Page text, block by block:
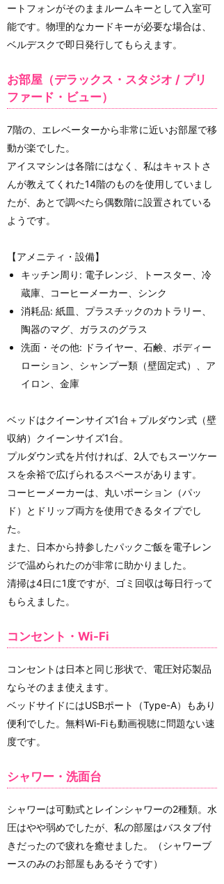
ートフォンがそのままルームキーとして入室可
能です。物理的なカードキーが必要な場合は、
ベルデスクで即日発行してもらえます。
お部屋（デラックス・スタジオ / プリ
ファード・ビュー）
7階の、エレベーターから非常に近いお部屋で移
動が楽でした。
アイスマシンは各階にはなく、私はキャストさ
んが教えてくれた14階のものを使用していまし
たが、あとで調べたら偶数階に設置されている
ようです。
【アメニティ・設備】
キッチン周り: 電子レンジ、トースター、冷
蔵庫、コーヒーメーカー、シンク
消耗品: 紙皿、プラスチックのカトラリー、
陶器のマグ、ガラスのグラス
洗面・その他: ドライヤー、石鹸、ボディー
ローション、シャンプー類（壁固定式）、ア
イロン、金庫
ベッドはクイーンサイズ1台＋プルダウン式（壁
収納）クイーンサイズ1台。
プルダウン式を片付ければ、2人でもスーツケー
スを余裕で広げられるスペースがあります。
コーヒーメーカーは、丸いポーション（パッ
ド）とドリップ両方を使用できるタイプでし
た。
また、日本から持参したパックご飯を電子レン
ジで温められたのが非常に助かりました。
清掃は4日に1度ですが、ゴミ回収は毎日行って
もらえました。
コンセント・Wi-Fi
コンセントは日本と同じ形状で、電圧対応製品
ならそのまま使えます。
ベッドサイドにはUSBポート（Type-A）もあり
便利でした。無料Wi-Fiも動画視聴に問題ない速
度です。
シャワー・洗面台
シャワーは可動式とレインシャワーの2種類。水
圧はやや弱めでしたが、私の部屋はバスタブ付
きだったので疲れを癒せました。（シャワーブ
ースのみのお部屋もあるそうです）